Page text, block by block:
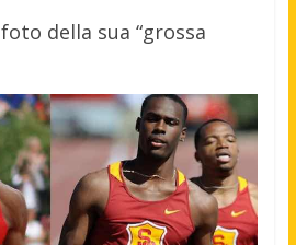
della sua “grossa